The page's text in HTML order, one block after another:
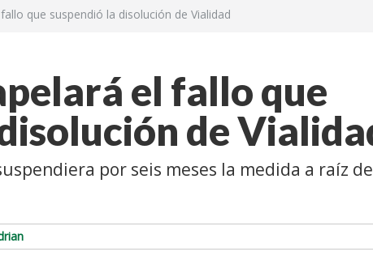
que suspendió la disolución de Vialidad
el fallo que
de
por seis meses la medida a raíz